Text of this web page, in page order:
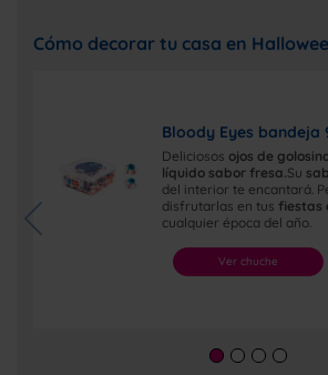
Cómo decorar tu casa en
Bloody Eyes bandeja
Deliciosos ojos de
líquido sabor fresa.Su
del interior te encantará.
disfrutarlas en tus fiestas
cualquier época del año.
Ver chuche